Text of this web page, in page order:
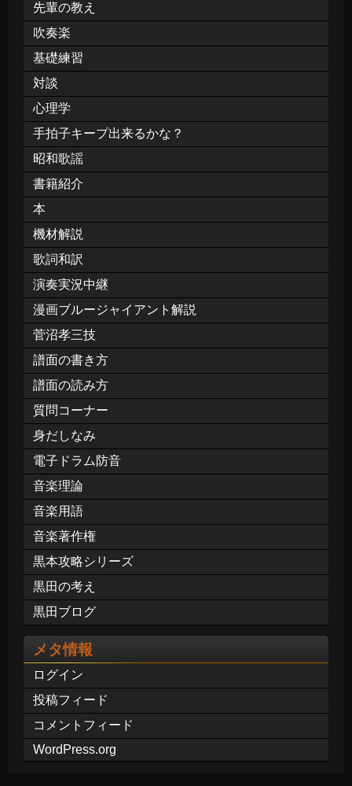
先輩の教え
吹奏楽
基礎練習
対談
心理学
手拍子キープ出来るかな？
昭和歌謡
書籍紹介
本
機材解説
歌詞和訳
演奏実況中継
漫画ブルージャイアント解説
菅沼孝三技
譜面の書き方
譜面の読み方
質問コーナー
身だしなみ
電子ドラム防音
音楽理論
音楽用語
音楽著作権
黒本攻略シリーズ
黒田の考え
黒田ブログ
メタ情報
ログイン
投稿フィード
コメントフィード
WordPress.org